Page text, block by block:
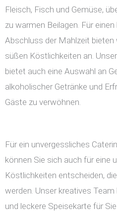
Fleisch, Fisch und Gemüse,
zu warmen Beilagen. Für
Abschluss der Mahlzeit bieten
süßen Köstlichkeiten an.
bietet auch eine Auswahl an
alkoholischer Getränke und
Gäste zu verwöhnen.
Für ein unvergessliches
können Sie sich auch für eine
Köstlichkeiten entscheiden,
werden. Unser kreatives
und leckere Speisekarte für